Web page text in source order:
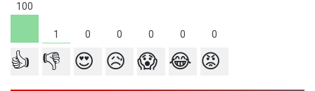
100
1 0 0 0 0 0
👍 👎 😍 😥 😱 😂 😡